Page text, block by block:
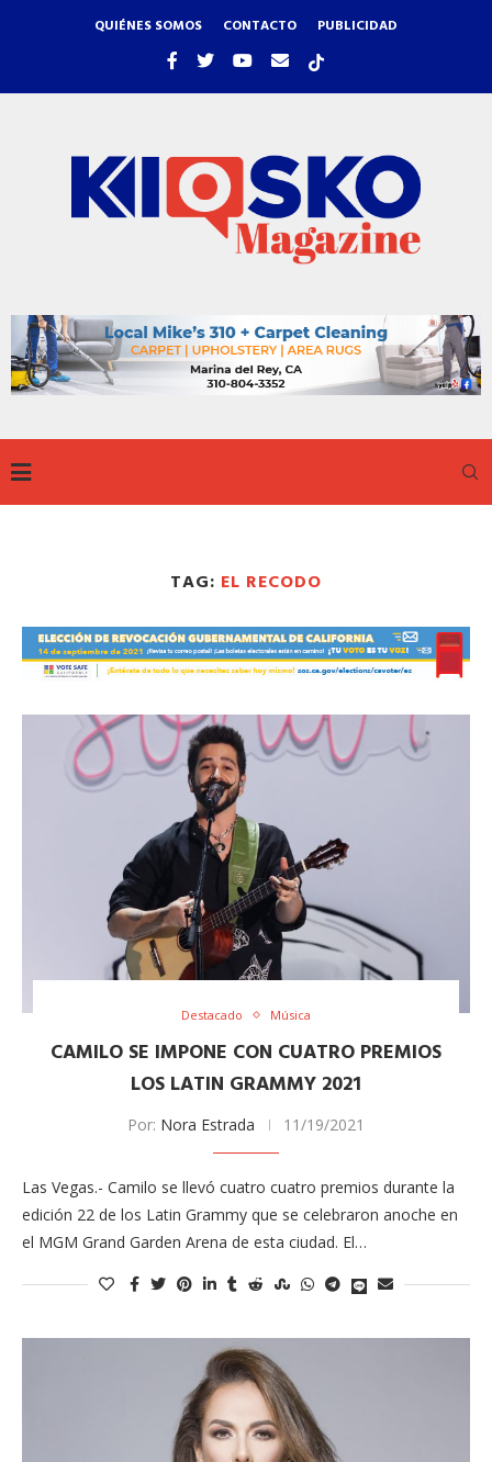
QUIÉNES SOMOS CONTACTO PUBLICIDAD
TAG: EL RECODO
Destacado Música
CAMILO SE IMPONE CON CUATRO PREMIOS
LOS LATIN GRAMMY 2021
Por: Nora Estrada 11/19/2021
Las Vegas.- Camilo se llevó cuatro cuatro premios durante la
edición 22 de los Latin Grammy que se celebraron anoche en
el MGM Grand Garden Arena de esta ciudad. El…